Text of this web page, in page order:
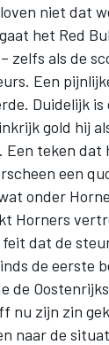
niet dat
het Red
zelfs als de
Een
Duidelijk
gold hij
Een teken
een
onder
Horners
dat de
de eerste
de
nu zijn zin
naar de